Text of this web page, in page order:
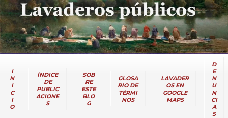
I
N
I
C
I
O
ÍNDICE
DE
PUBLIC
ACIONE
S
SOB
RE
ESTE
BLO
G
GLOSA
RIO DE
TÉRMI
NOS
LAVADER
OS EN
GOOGLE
MAPS
D
E
N
U
N
CI
A
S